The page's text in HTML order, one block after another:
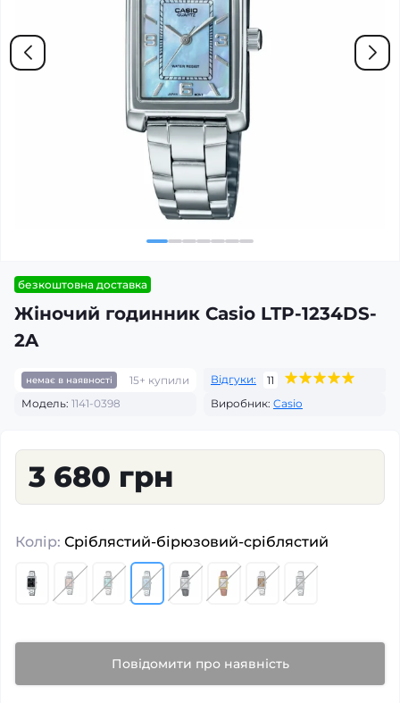
безкоштовна доставка
Жіночий годинник Casio LTP-1234DS-
2A
немає в наявності 15+ купили Відгуки:
11
Модель: 1141-0398 Виробник: Casio
3 680 грн
Колір: Сріблястий-бірюзовий-сріблястий
Повідомити про наявність